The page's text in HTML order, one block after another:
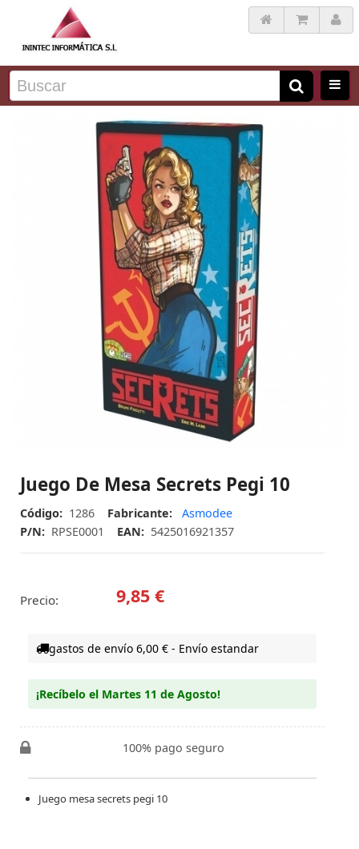
Juego De Mesa Secrets Pegi 10
Código: 1286 Fabricante:
Asmodee
P/N: RPSE0001 EAN: 5425016921357
Precio: 9,85 €
gastos de envío 6,00 € - Envío estandar
¡Recíbelo el Martes 11 de Agosto!
100% pago seguro
Juego mesa secrets pegi 10